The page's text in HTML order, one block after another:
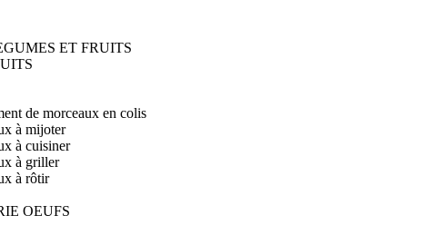
ET FRUITS
de morceaux en colis
à mijoter
à cuisiner
à griller
à rôtir
OEUFS